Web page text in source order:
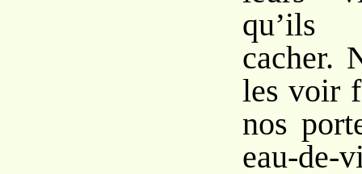
qu’ils
cacher.
les voir
nos
eau-